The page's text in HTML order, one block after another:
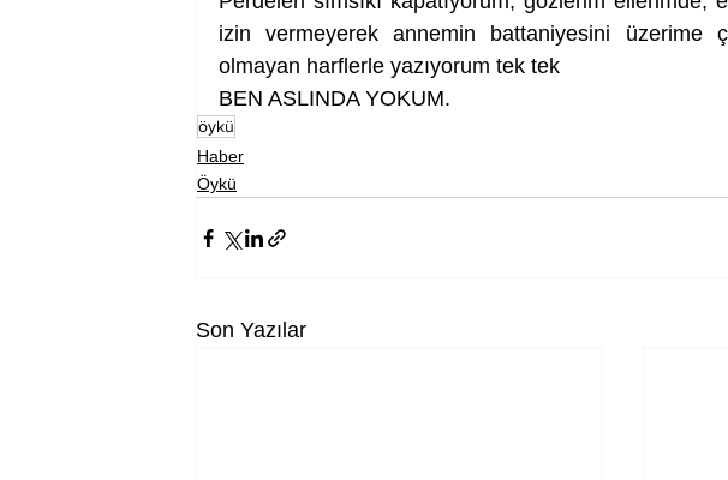
izin vermeyerek annemin battaniyesini üzerime
olmayan harflerle yazıyorum tek tek
BEN ASLINDA YOKUM.
öykü
Haber
Öykü
Son Yazılar